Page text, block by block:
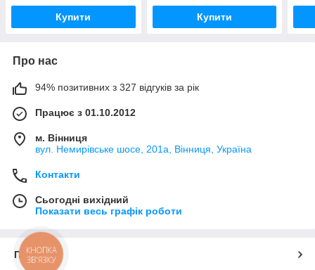
Купити Купити
Про нас
94% позитивних з 327 відгуків за рік
Працює з 01.10.2012
м. Вінниця
вул. Немирівське шосе, 201а, Вінниця, Україна
Контакти
Сьогодні вихідний
Показати весь графік роботи
Про нас
КНОПКА
ЗВ'ЯЗКУ